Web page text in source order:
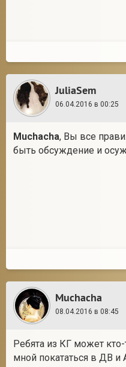
JuliaSem
06.04.2016 в 00:25
Muchacha, Вы все
быть обсуждение и
Muchacha
08.04.2016 в 08:45
Ребята из КГ может
мной покататься в ДВ и